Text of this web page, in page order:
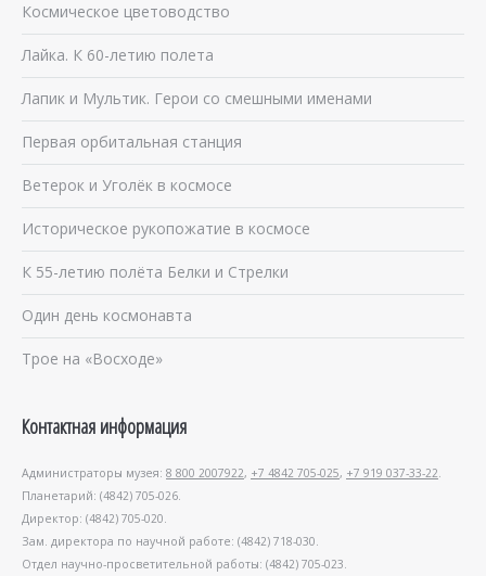
Космическое цветоводство
Лайка. К 60-летию полета
Лапик и Мультик. Герои со смешными именами
Первая орбитальная станция
Ветерок и Уголёк в космосе
Историческое рукопожатие в космосе
К 55-летию полёта Белки и Стрелки
Один день космонавта
Трое на «Восходе»
Контактная информация
Администраторы музея: 8 800 2007922, +7 4842 705-025, +7 919 037-33-22.
Планетарий: (4842) 705-026.
Директор: (4842) 705-020.
Зам. директора по научной работе: (4842) 718-030.
Отдел научно-просветительной работы: (4842) 705-023.